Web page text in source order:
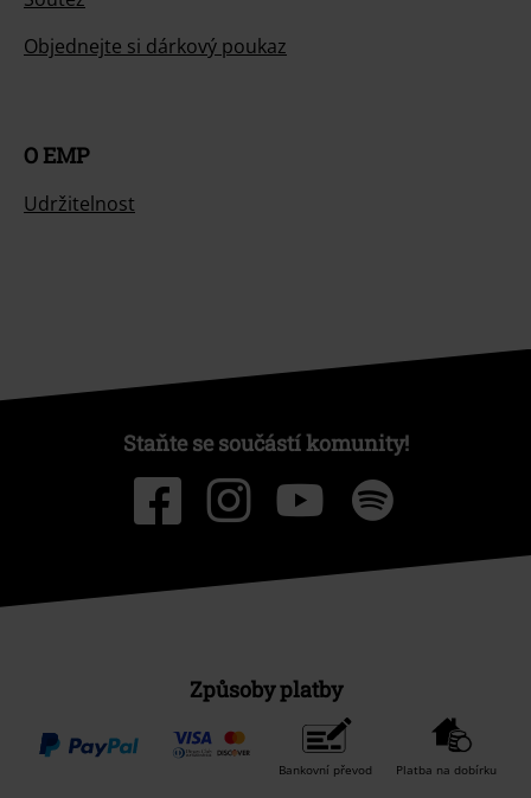
Objednejte si dárkový poukaz
O EMP
Udržitelnost
Staňte se součástí komunity!
Způsoby platby
Bankovní převod Platba na dobírku